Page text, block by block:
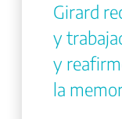
Girard
y
y
la